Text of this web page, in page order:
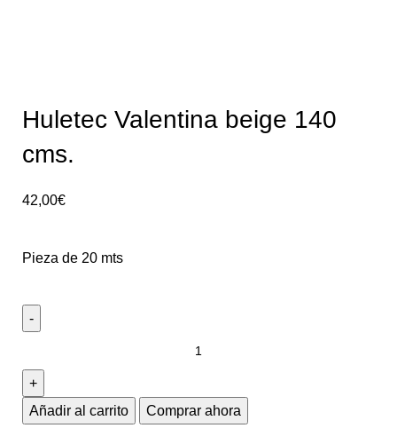
Huletec Valentina beige 140
cms.
42,00€
Pieza de 20 mts
Añadir al carrito Comprar ahora